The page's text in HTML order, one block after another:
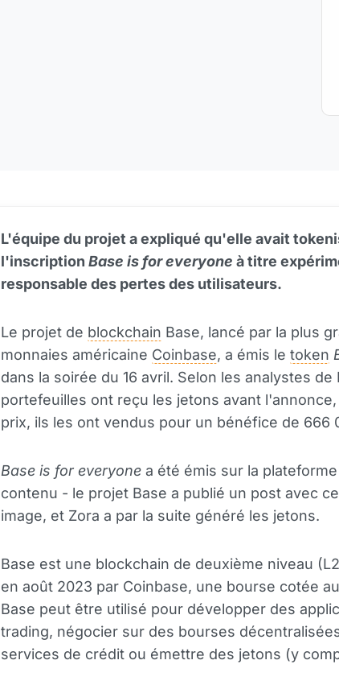
L'équipe du projet a expliqué qu'elle avait
l'inscription Base is for everyone à titre
responsable des pertes des utilisateurs.
Le projet de blockchain Base, lancé par la plus
monnaies américaine Coinbase, a émis le token
dans la soirée du 16 avril. Selon les analystes
portefeuilles ont reçu les jetons avant
prix, ils les ont vendus pour un bénéfice de 666
Base is for everyone a été émis sur la
contenu - le projet Base a publié un post avec
image, et Zora a par la suite généré les jetons.
Base est une blockchain de deuxième niveau
en août 2023 par Coinbase, une bourse cotée
Base peut être utilisé pour développer des
trading, négocier sur des bourses
services de crédit ou émettre des jetons (y